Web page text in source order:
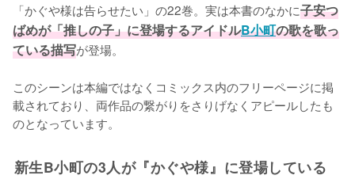
「かぐや様は告らせたい」の22巻。実は本書のなかに子安つ
ばめが「推しの子」に登場するアイドルB小町の歌を歌っ
ている描写が登場。
このシーンは本編ではなくコミックス内のフリーページに掲
載されており、両作品の繋がりをさりげなくアピールしたも
のとなっています。
新生B小町の3人が『かぐや様』に登場している